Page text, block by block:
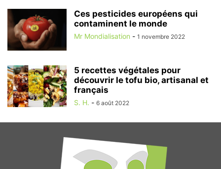
Ces pesticides européens qui
contaminent le monde
Mr Mondialisation - 1 novembre 2022
5 recettes végétales pour
découvrir le tofu bio, artisanal et
français
S. H. - 6 août 2022